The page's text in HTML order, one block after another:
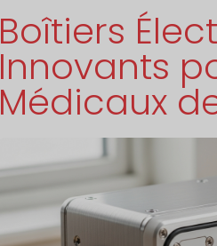
Boîtiers
Innovants
Médicaux